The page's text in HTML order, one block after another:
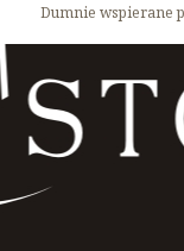
Dumnie wspierane